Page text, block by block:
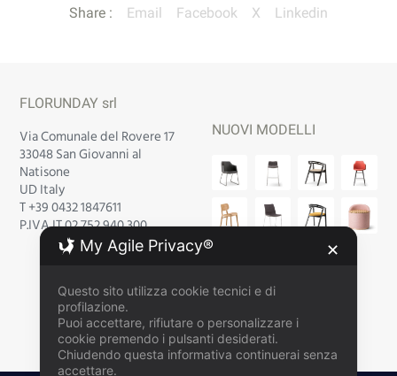
Share : Email Facebook X Linkedin
FLORUNDAY srl
Via Comunale del Rovere 17
33048 San Giovanni al
Natisone
UD Italy
T +39 0432 1847611
P.IVA IT 02 752 940 300
NUOVI MODELLI
My Agile Privacy® ✕
Questo sito utilizza cookie tecnici e di
profilazione.
Puoi accettare, rifiutare o personalizzare i
cookie premendo i pulsanti desiderati.
Chiudendo questa informativa continuerai senza
accettare.